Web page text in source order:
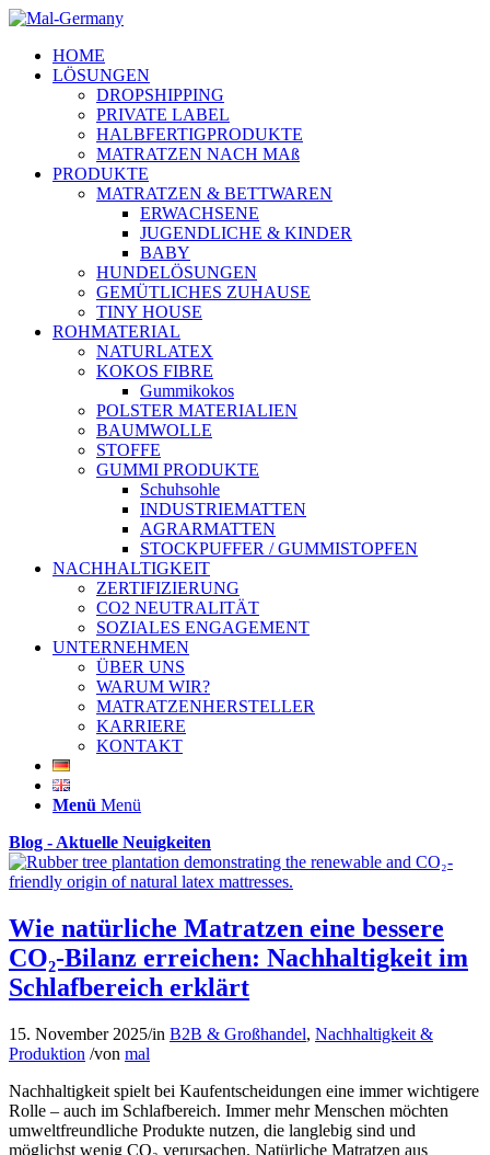
HOME
LÖSUNGEN
DROPSHIPPING
PRIVATE LABEL
HALBFERTIGPRODUKTE
MATRATZEN NACH MAß
PRODUKTE
MATRATZEN & BETTWAREN
ERWACHSENE
JUGENDLICHE & KINDER
BABY
HUNDELÖSUNGEN
GEMÜTLICHES ZUHAUSE
TINY HOUSE
ROHMATERIAL
NATURLATEX
KOKOS FIBRE
Gummikokos
POLSTER MATERIALIEN
BAUMWOLLE
STOFFE
GUMMI PRODUKTE
Schuhsohle
INDUSTRIEMATTEN
AGRARMATTEN
STOCKPUFFER / GUMMISTOPFEN
NACHHALTIGKEIT
ZERTIFIZIERUNG
CO2 NEUTRALITÄT
SOZIALES ENGAGEMENT
UNTERNEHMEN
ÜBER UNS
WARUM WIR?
MATRATZENHERSTELLER
KARRIERE
KONTAKT
Menü Menü
Blog - Aktuelle Neuigkeiten
Wie natürliche Matratzen eine bessere
CO₂-Bilanz erreichen: Nachhaltigkeit im
Schlafbereich erklärt
15. November 2025/in B2B & Großhandel, Nachhaltigkeit &
Produktion /von mal
Nachhaltigkeit spielt bei Kaufentscheidungen eine immer wichtigere
Rolle – auch im Schlafbereich. Immer mehr Menschen möchten
umweltfreundliche Produkte nutzen, die langlebig sind und
möglichst wenig CO₂ verursachen. Natürliche Matratzen aus